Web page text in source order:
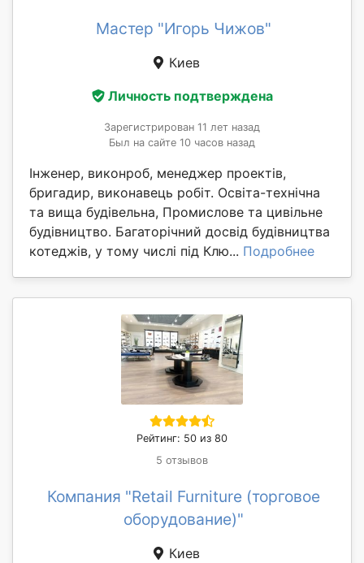
Мастер "Игорь Чижов"
Киев
Личность подтверждена
Зарегистрирован 11 лет назад
Был на сайте 10 часов назад
Інженер, виконроб, менеджер проектів,
бригадир, виконавець робіт. Освіта-технічна
та вища будівельна, Промислове та цивільне
будівництво. Багаторічний досвід будівництва
котеджів, у тому числі під Клю... Подробнее
Рейтинг: 50 из 80
5 отзывов
Компания "Retail Furniture (торговое
оборудование)"
Киев